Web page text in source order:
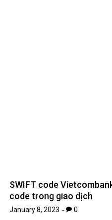
SWIFT code
code trong giao dịch
January 8, 2023 0